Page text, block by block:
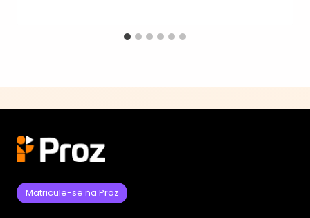
Matricule-se na Proz